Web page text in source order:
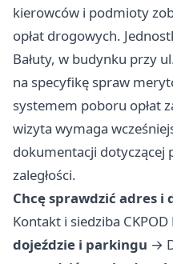
kierowców i podmioty
opłat drogowych.
Bałuty, w budynku przy
na specyfikę spraw
systemem poboru opłat
wizyta wymaga
dokumentacji dotyczącej
zaległości.
Chcę sprawdzić adres i
Kontakt i siedziba CKPOD
dojeździe i parkingu →